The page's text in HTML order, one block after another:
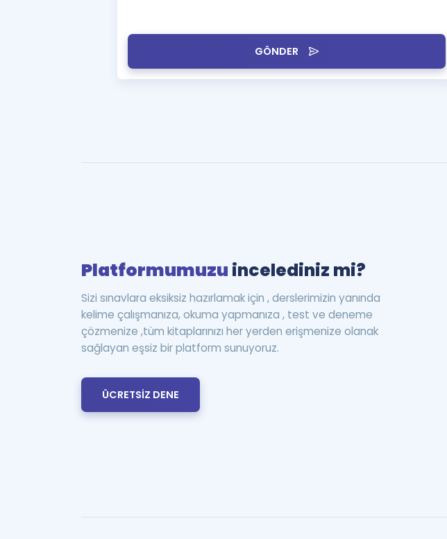
GÖNDER
Platformumuzu incelediniz mi?
Sizi sınavlara eksiksiz hazırlamak için , derslerimizin yanında
kelime çalışmanıza, okuma yapmanıza , test ve deneme
çözmenize ,tüm kitaplarınızı her yerden erişmenize olanak
sağlayan eşsiz bir platform sunuyoruz.
ÜCRETSİZ DENE